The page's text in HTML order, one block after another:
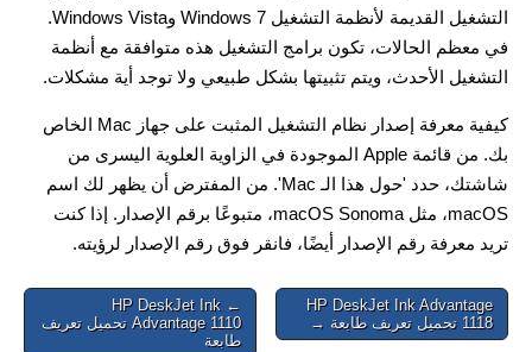
التشغيل القديمة لأنظمة التشغيل Windows 7 وWindows Vista.
في معظم الحالات، تكون برامج التشغيل هذه متوافقة مع أنظمة
التشغيل الأحدث، ويتم تثبيتها بشكل طبيعي ولا توجد أية مشكلات.
كيفية معرفة إصدار نظام التشغيل المثبت على جهاز Mac الخاص
بك. من قائمة Apple الموجودة في الزاوية العلوية اليسرى من
شاشتك، حدد 'حول هذا الـ Mac'. من المفترض أن يظهر لك اسم
macOS، مثل macOS Sonoma، متبوعًا برقم الإصدار. إذا كنت
تريد معرفة رقم الإصدار أيضًا، فانقر فوق رقم الإصدار لرؤيته.
Post
navigation
← HP DeskJet Ink
Advantage 1110 تحميل تعريف
طابعة
HP DeskJet Ink Advantage
1118 تحميل تعريف طابعة →